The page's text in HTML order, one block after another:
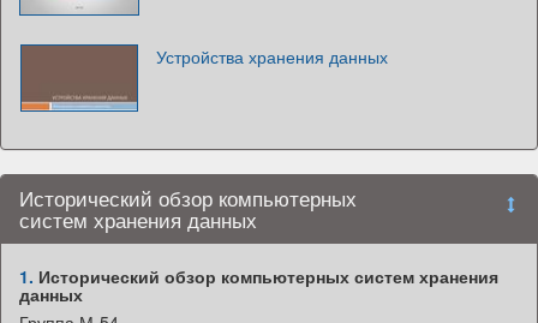
Устройства хранения данных
Исторический обзор компьютерных
систем хранения данных
1. Исторический обзор компьютерных систем хранения
данных